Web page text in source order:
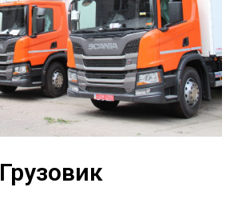
Грузовик